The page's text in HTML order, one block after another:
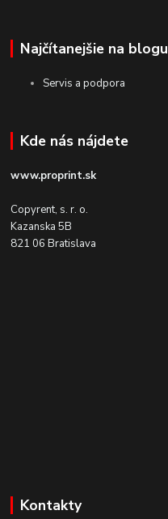
Najčítanejšie na blogu
Servis a podpora
Kde nás nájdete
www.proprint.sk
Copyrent, s. r. o.
Kazanska 5B
821 06 Bratislava
Kontakty